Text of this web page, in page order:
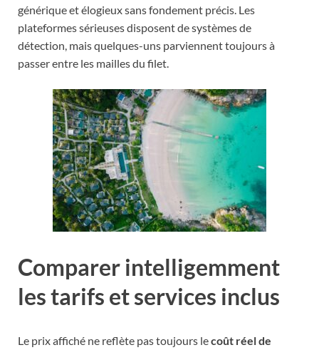
générique et élogieux sans fondement précis. Les
plateformes sérieuses disposent de systèmes de
détection, mais quelques-uns parviennent toujours à
passer entre les mailles du filet.
Comparer intelligemment
les tarifs et services inclus
Le prix affiché ne reflète pas toujours lecoût réel de